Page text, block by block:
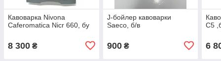
Кавоварка Nivona
Caferomatica Nicr 660, бу
8 300 ₴
J-бойлер кавоварки
Saeco, б/в
900₴
C5
6